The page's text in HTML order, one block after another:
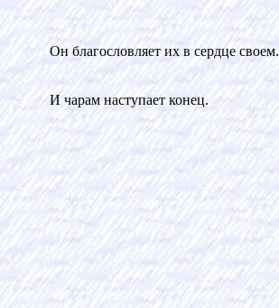
Он благословляет их в сердце своем.
И чарам наступает конец.